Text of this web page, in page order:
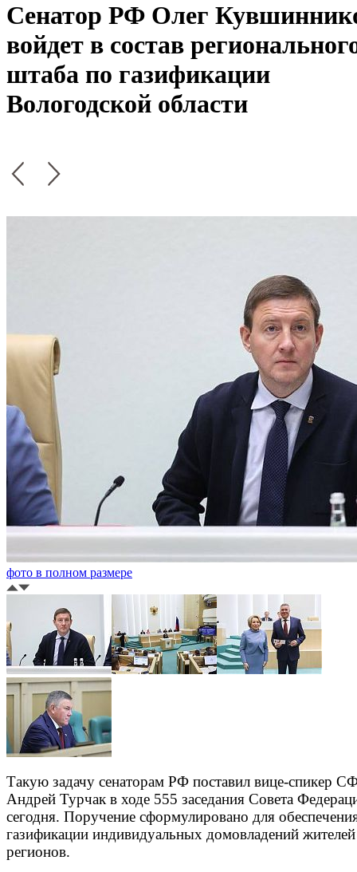
Сенатор РФ Олег
войдет в состав
штаба по газификации
Вологодской области
фото в полном размере
Такую задачу сенаторам РФ поставил вице-спикер
Андрей Турчак в ходе 555 заседания Совета
сегодня. Поручение сформулировано для
газификации индивидуальных домовладений жителей
регионов.